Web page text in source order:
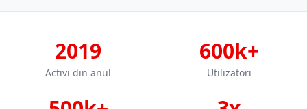
2019
Activi din anul
600k+
Utilizatori